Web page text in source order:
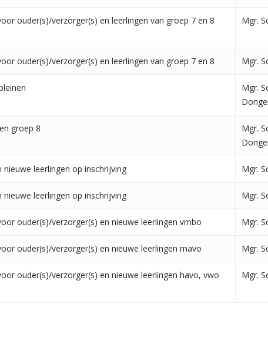
ouder(s)/verzorger(s) en leerlingen van groep 7 en 8 Mgr.
ouder(s)/verzorger(s) en leerlingen van groep 7 en 8 Mgr.
Mgr.
groep 8
Mgr.
nieuwe leerlingen op inschrijving Mgr.
nieuwe leerlingen op inschrijving Mgr.
ouder(s)/verzorger(s) en nieuwe leerlingen vmbo Mgr.
ouder(s)/verzorger(s) en nieuwe leerlingen mavo Mgr.
ouder(s)/verzorger(s) en nieuwe leerlingen havo, vwo
Mgr.